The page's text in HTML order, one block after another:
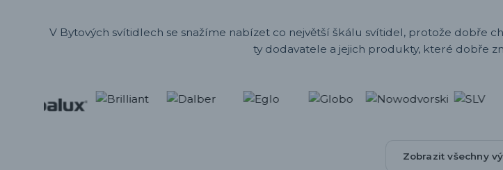
V Bytových svítidlech se snažíme nabízet co největší škálu svítidel, protože dobře
ty dodavatele a jejich produkty, které dobře
Zobrazit všechny